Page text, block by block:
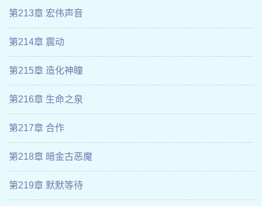
第213章 宏伟声音
第214章 震动
第215章 造化神瞳
第216章 生命之泉
第217章 合作
第218章 暗金古恶魔
第219章 默默等待